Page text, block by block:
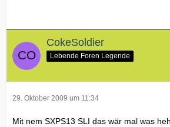
CokeSoldier
Lebende Foren Legende
29. Oktober 2009 um 11:34
Mit nem SXPS13 SLI das wär mal was